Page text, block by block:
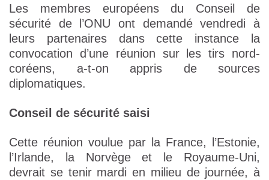
Les membres européens du Conseil de
sécurité de l’ONU ont demandé vendredi à
leurs partenaires dans cette instance la
convocation d’une réunion sur les tirs nord-
coréens, a-t-on appris de sources
diplomatiques.
Conseil de sécurité saisi
Cette réunion voulue par la France, l’Estonie,
l’Irlande, la Norvège et le Royaume-Uni,
devrait se tenir mardi en milieu de journée, à